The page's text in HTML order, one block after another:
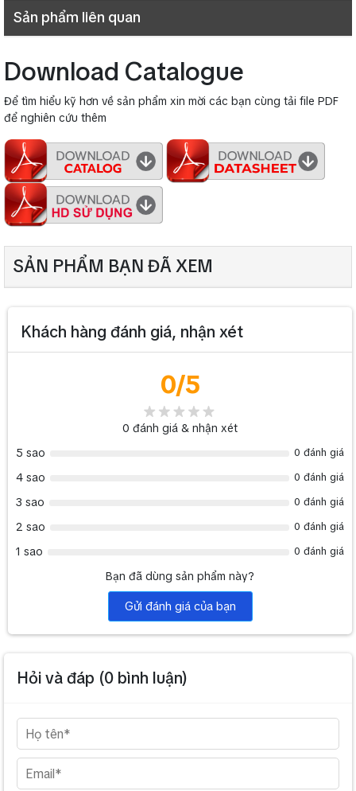
Cabinet: Particle board, off-
Grille: Surface-treated steel
plate, off-white
Dimensions
Accessory
Speaker mounting screw M4x35
x2,
4P terminal block x1
Operation Humidity
Finish
Cabinet: Particle board, off-
white
Grille: Surface-treated steel
Dimensions 250(W) x 190(H) x 110(D) mm
Accessory
Speaker mounting screw M4x35
Sản phẩm liên quan
Download Catalogue
Để tìm hiểu kỹ hơn về sản phẩm xin mời các bạn cùng tải file PDF
để nghiên cứu thêm
SẢN PHẨM BẠN ĐÃ XEM
Khách hàng đánh giá, nhận xét
0/5
0 đánh giá & nhận xét
5 sao
0 đánh giá
4 sao 0 đánh giá
3 sao 0 đánh giá
2 sao 0 đánh giá
1 sao 0 đánh giá
Bạn đã dùng sản phẩm này?
Gửi đánh giá của bạn
Hỏi và đáp (0 bình luận)